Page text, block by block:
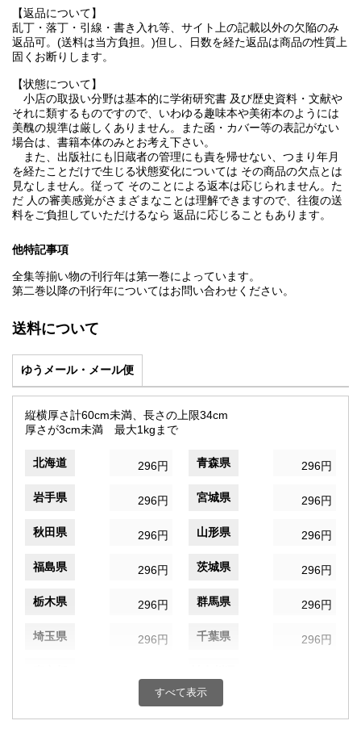
【返品について】
乱丁・落丁・引線・書き入れ等、サイト上の記載以外の欠陥のみ
返品可。(送料は当方負担。)但し、日数を経た返品は商品の性質上
固くお断りします。
【状態について】
小店の取扱い分野は基本的に学術研究書 及び歴史資料・文献や
それに類するものですので、いわゆる趣味本や美術本のようには
美醜の規準は厳しくありません。また函・カバー等の表記がない
場合は、書籍本体のみとお考え下さい。
また、出版社にも旧蔵者の管理にも責を帰せない、つまり年月
を経たことだけで生じる状態変化については その商品の欠点とは
見なしません。従って そのことによる返本は応じられません。た
だ 人の審美感覚がさまざまなことは理解できますので、往復の送
料をご負担していただけるなら 返品に応じることもあります。
他特記事項
全集等揃い物の刊行年は第一巻によっています。
第二巻以降の刊行年についてはお問い合わせください。
送料について
ゆうメール・メール便
縦横厚さ計60cm未満、長さの上限34cm
厚さが3cm未満 最大1kgまで
北海道 296円 青森県 296円
岩手県 296円 宮城県 296円
秋田県 296円 山形県 296円
福島県 296円 茨城県 296円
栃木県 296円 群馬県 296円
埼玉県 296円 千葉県 296円
296円 富山県
すべて表示